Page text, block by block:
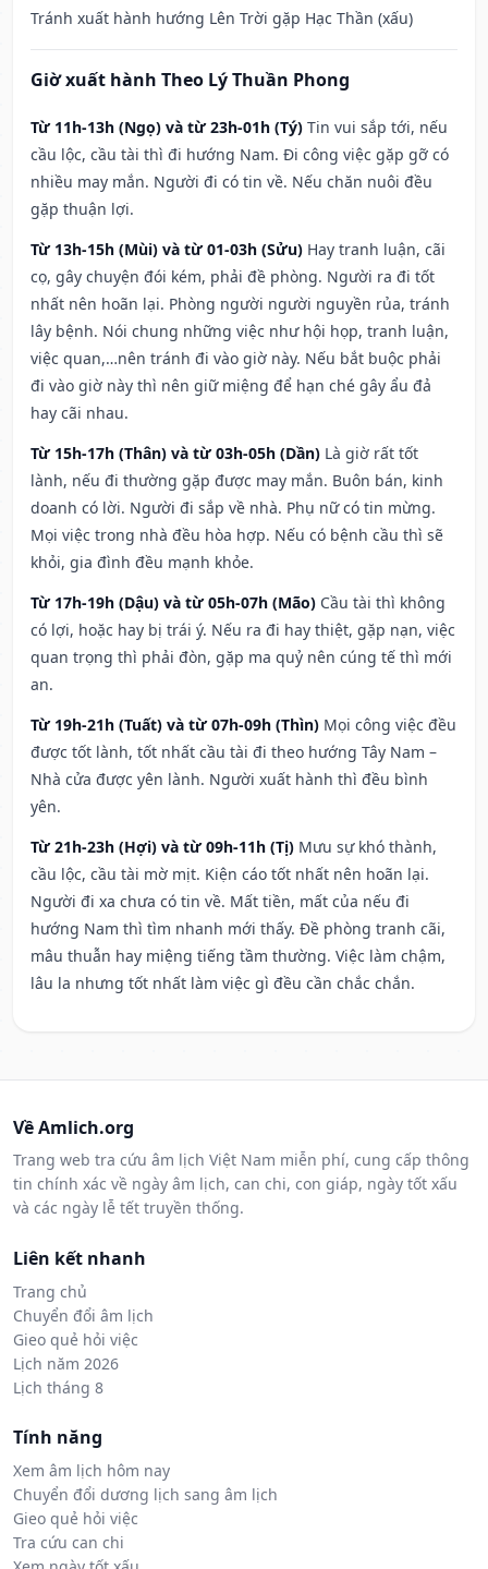
Tránh xuất hành hướng Lên Trời gặp Hạc Thần (xấu)
Giờ xuất hành Theo Lý Thuần Phong
Từ 11h-13h (Ngọ) và từ 23h-01h (Tý) Tin vui sắp tới, nếu
cầu lộc, cầu tài thì đi hướng Nam. Đi công việc gặp gỡ có
nhiều may mắn. Người đi có tin về. Nếu chăn nuôi đều
gặp thuận lợi.
Từ 13h-15h (Mùi) và từ 01-03h (Sửu) Hay tranh luận, cãi
cọ, gây chuyện đói kém, phải đề phòng. Người ra đi tốt
nhất nên hoãn lại. Phòng người người nguyền rủa, tránh
lây bệnh. Nói chung những việc như hội họp, tranh luận,
việc quan,…nên tránh đi vào giờ này. Nếu bắt buộc phải
đi vào giờ này thì nên giữ miệng để hạn ché gây ẩu đả
hay cãi nhau.
Từ 15h-17h (Thân) và từ 03h-05h (Dần) Là giờ rất tốt
lành, nếu đi thường gặp được may mắn. Buôn bán, kinh
doanh có lời. Người đi sắp về nhà. Phụ nữ có tin mừng.
Mọi việc trong nhà đều hòa hợp. Nếu có bệnh cầu thì sẽ
khỏi, gia đình đều mạnh khỏe.
Từ 17h-19h (Dậu) và từ 05h-07h (Mão) Cầu tài thì không
có lợi, hoặc hay bị trái ý. Nếu ra đi hay thiệt, gặp nạn, việc
quan trọng thì phải đòn, gặp ma quỷ nên cúng tế thì mới
an.
Từ 19h-21h (Tuất) và từ 07h-09h (Thìn) Mọi công việc đều
được tốt lành, tốt nhất cầu tài đi theo hướng Tây Nam –
Nhà cửa được yên lành. Người xuất hành thì đều bình
yên.
Từ 21h-23h (Hợi) và từ 09h-11h (Tị) Mưu sự khó thành,
cầu lộc, cầu tài mờ mịt. Kiện cáo tốt nhất nên hoãn lại.
Người đi xa chưa có tin về. Mất tiền, mất của nếu đi
hướng Nam thì tìm nhanh mới thấy. Đề phòng tranh cãi,
mâu thuẫn hay miệng tiếng tầm thường. Việc làm chậm,
lâu la nhưng tốt nhất làm việc gì đều cần chắc chắn.
Về Amlich.org
Trang web tra cứu âm lịch Việt Nam miễn phí, cung cấp thông
tin chính xác về ngày âm lịch, can chi, con giáp, ngày tốt xấu
và các ngày lễ tết truyền thống.
Liên kết nhanh
Trang chủ
Chuyển đổi âm lịch
Gieo quẻ hỏi việc
Lịch năm 2026
Lịch tháng 8
Tính năng
Xem âm lịch hôm nay
Chuyển đổi dương lịch sang âm lịch
Gieo quẻ hỏi việc
Tra cứu can chi